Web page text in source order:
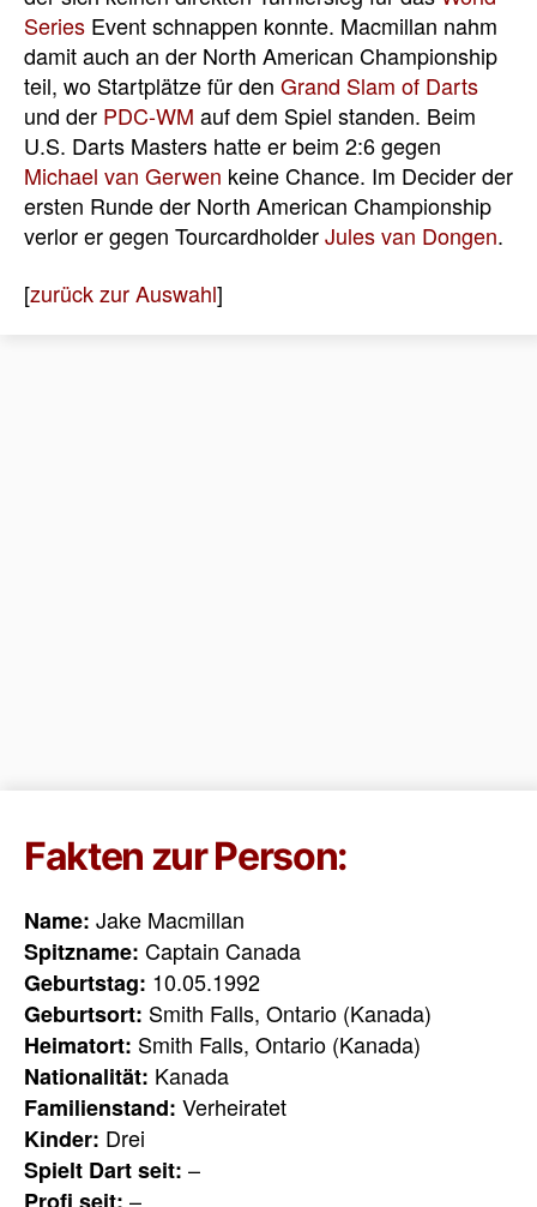
Series Event schnappen konnte. Macmillan nahm
damit auch an der North American Championship
teil, wo Startplätze für den Grand Slam of Darts
und der PDC-WM auf dem Spiel standen. Beim
U.S. Darts Masters hatte er beim 2:6 gegen
Michael van Gerwen keine Chance. Im Decider der
ersten Runde der North American Championship
verlor er gegen TourcardholderJules van Dongen.
[zurück zur Auswahl]
Fakten zur Person:
Name: Jake Macmillan
Spitzname: Captain Canada
Geburtstag: 10.05.1992
Geburtsort: Smith Falls, Ontario (Kanada)
Heimatort: Smith Falls, Ontario (Kanada)
Nationalität: Kanada
Familienstand: Verheiratet
Kinder: Drei
Spielt Dart seit: –
–